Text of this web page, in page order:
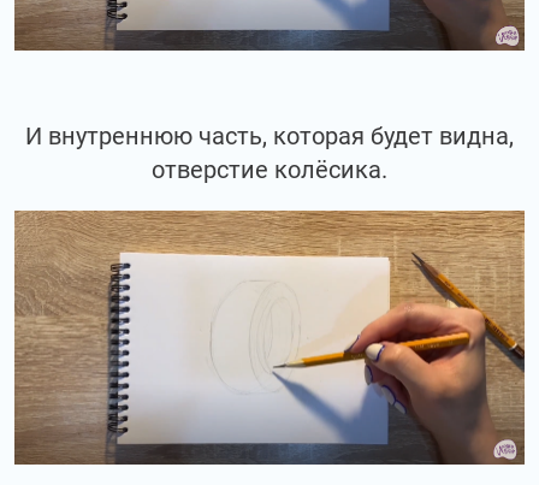
И внутреннюю часть, которая будет видна,
отверстие колёсика.